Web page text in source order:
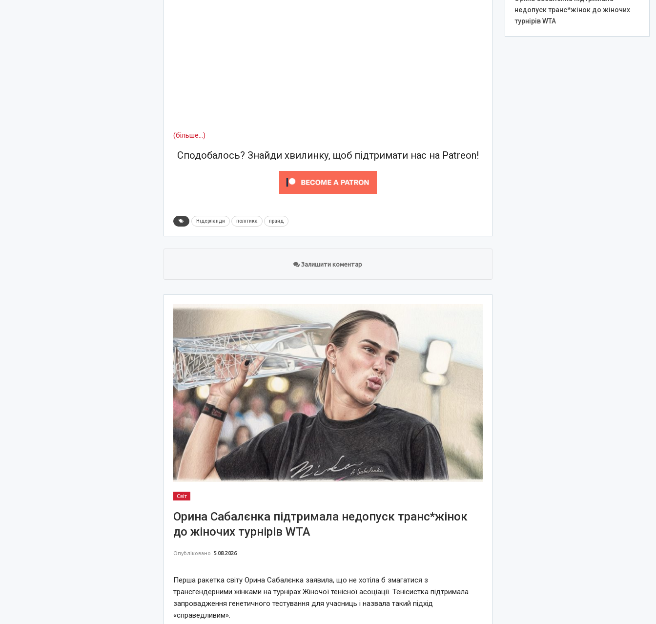
(більше…)
Сподобалось? Знайди хвилинку, щоб підтримати нас на Patreon!
Нідерланди політика прайд
Залишити коментар
Світ
Орина Сабалєнка підтримала недопуск транс*жінок
до жіночих турнірів WTA
Опубліковано 5.08.2026
Перша ракетка світу Орина Сабалєнка заявила, що не хотіла б змагатися з
трансгендерними жінками на турнірах Жіночої тенісної асоціації. Тенісистка підтримала
запровадження генетичного тестування для учасниць і назвала такий підхід
«справедливим».
недопуск транс*жінок до жіночих
турнірів WTA